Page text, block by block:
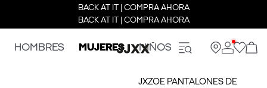
BACK AT IT | COMPRA AHORA
BACK AT IT | COMPRA AHORA
HOMBRES MUJERES NIÑOS
JXZOE PANTALONES DE